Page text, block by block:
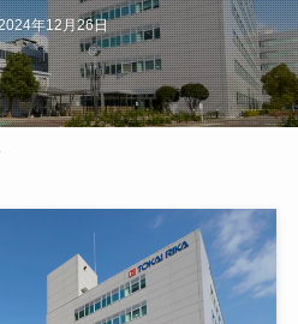
年12月26日